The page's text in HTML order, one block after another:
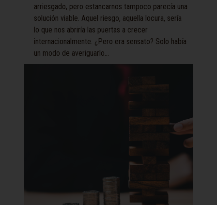
arriesgado, pero estancarnos tampoco parecía una
solución viable. Aquel riesgo, aquella locura, sería
lo que nos abriría las puertas a crecer
internacionalmente. ¿Pero era sensato? Solo había
un modo de averiguarlo...